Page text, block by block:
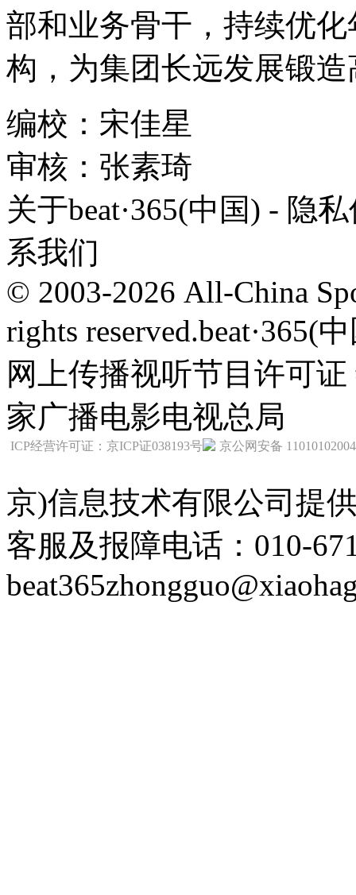
部和业务骨干，持续优
构，为集团长远发展锻
编校：宋佳星
审核：张素琦
关于beat·365(中国) - 隐
系我们
© 2003-2026 All-China
rights reserved.beat·365(
网上传播视听节目许可
家广播电影电视总局
ICP经营许可证：京ICP证038193号 京公网安备
京)信息技术有限公司提
客服及报障电话： 010-